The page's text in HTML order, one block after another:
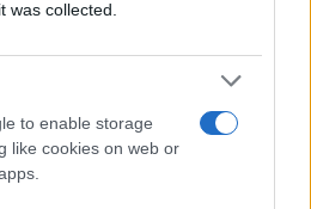
was collected.
to enable storage
like cookies on web or